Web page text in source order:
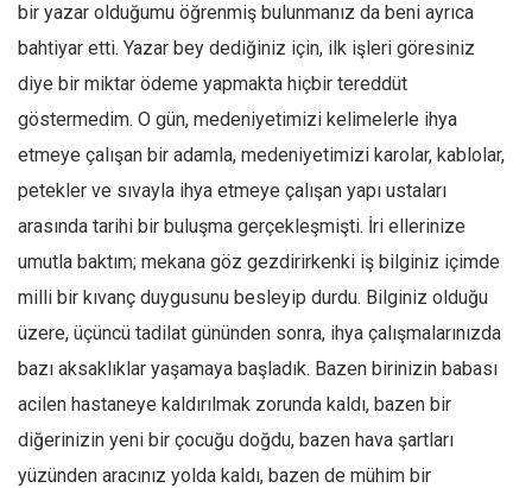
bir yazar olduğumu öğrenmiş bulunmanız da beni ayrıca
bahtiyar etti. Yazar bey dediğiniz için, ilk işleri göresiniz
diye bir miktar ödeme yapmakta hiçbir tereddüt
göstermedim. O gün, medeniyetimizi kelimelerle ihya
etmeye çalışan bir adamla, medeniyetimizi karolar, kablolar,
petekler ve sıvayla ihya etmeye çalışan yapı ustaları
arasında tarihi bir buluşma gerçekleşmişti. İri ellerinize
umutla baktım; mekana göz gezdirirkenki iş bilginiz içimde
milli bir kıvanç duygusunu besleyip durdu. Bilginiz olduğu
üzere, üçüncü tadilat gününden sonra, ihya çalışmalarınızda
bazı aksaklıklar yaşamaya başladık. Bazen birinizin babası
acilen hastaneye kaldırılmak zorunda kaldı, bazen bir
diğerinizin yeni bir çocuğu doğdu, bazen hava şartları
yüzünden aracınız yolda kaldı, bazen de mühim bir